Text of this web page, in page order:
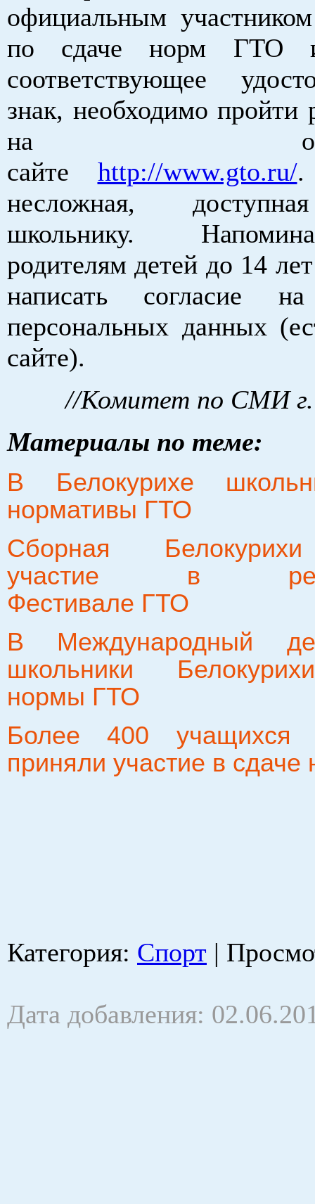
официальным
по сдаче норм ГТО
соответствующее
знак, необходимо пройти
на
сайте http://www.gto.ru/.
несложная,
школьнику.
родителям детей до 14
написать согласие
персональных данных
сайте).
//Комитет по СМИ г.
Материалы по теме:
В Белокурихе
нормативы ГТО
Сборная
участие в
Фестивале ГТО
В Международный
школьники
нормы ГТО
Более 400 учащихся
приняли участие в
Категория: Спорт |
Дата добавления: